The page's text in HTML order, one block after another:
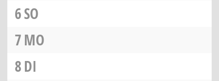
6SO
7MO
8DI